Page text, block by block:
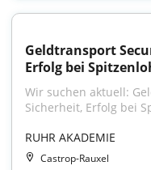
Geldtransport
Erfolg bei
Wir suchen aktuell:
Sicherheit, Erfolg bei
RUHR AKADEMIE
Castrop-Rauxel